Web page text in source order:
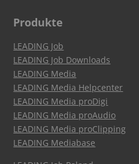
Produkte
LEADING Job
LEADING Job Downloads
LEADING Media
LEADING Media Helpcenter
LEADING Media proDigi
LEADING Media proAudio
LEADING Media proClipping
LEADING Mediabase